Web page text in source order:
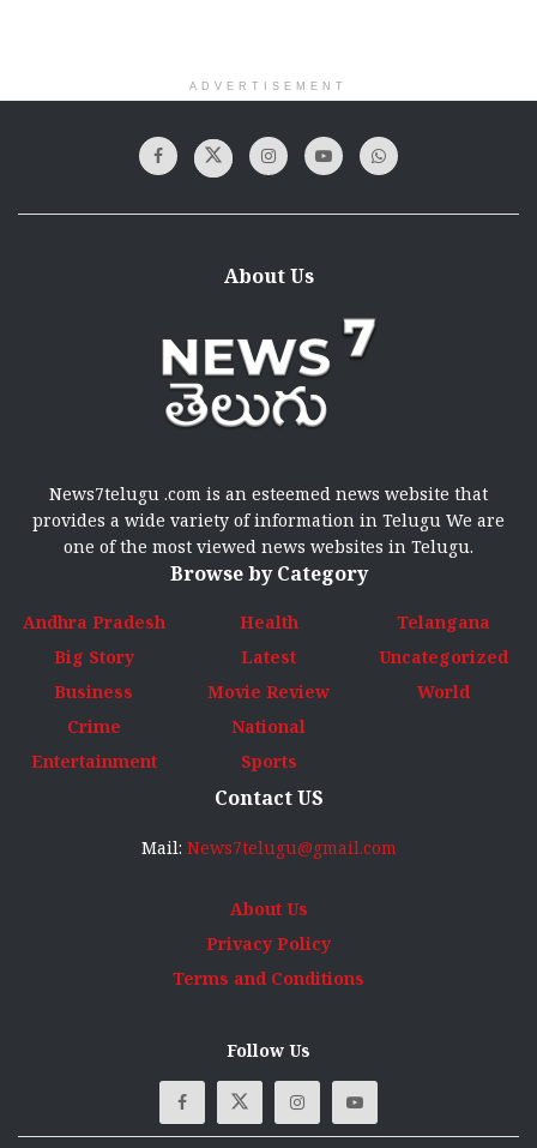
ADVERTISEMENT
About Us
News7telugu .com is an esteemed news website that
provides a wide variety of information in Telugu We are
one of the most viewed news websites in Telugu.
Browse by Category
Andhra Pradesh
Big Story
Business
Crime
Entertainment
Health
Latest
Movie Review
National
Sports
Telangana
Uncategorized
World
Contact US
Mail: News7telugu@gmail.com
About Us
Privacy Policy
Terms and Conditions
Follow Us